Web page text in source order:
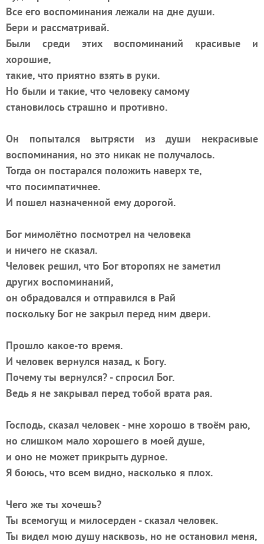
Все его воспоминания лежали на дне души.
Бери и рассматривай.
Были среди этих воспоминаний красивые и
хорошие,
такие, что приятно взять в руки.
Но были и такие, что человеку самому
становилось страшно и противно.
Он попытался вытрясти из души некрасивые
воспоминания, но это никак не получалось.
Тогда он постарался положить наверх те,
что посимпатичнее.
И пошел назначенной ему дорогой.
Бог мимолётно посмотрел на человека
и ничего не сказал.
Человек решил, что Бог второпях не заметил
других воспоминаний,
он обрадовался и отправился в Рай
поскольку Бог не закрыл перед ним двери.
Прошло какое-то время.
И человек вернулся назад, к Богу.
Почему ты вернулся? - спросил Бог.
Ведь я не закрывал перед тобой врата рая.
Господь, сказал человек - мне хорошо в твоём раю,
но слишком мало хорошего в моей душе,
и оно не может прикрыть дурное.
Я боюсь, что всем видно, насколько я плох.
Чего же ты хочешь?
Ты всемогущ и милосерден - сказал человек.
Ты видел мою душу насквозь, но не остановил меня,